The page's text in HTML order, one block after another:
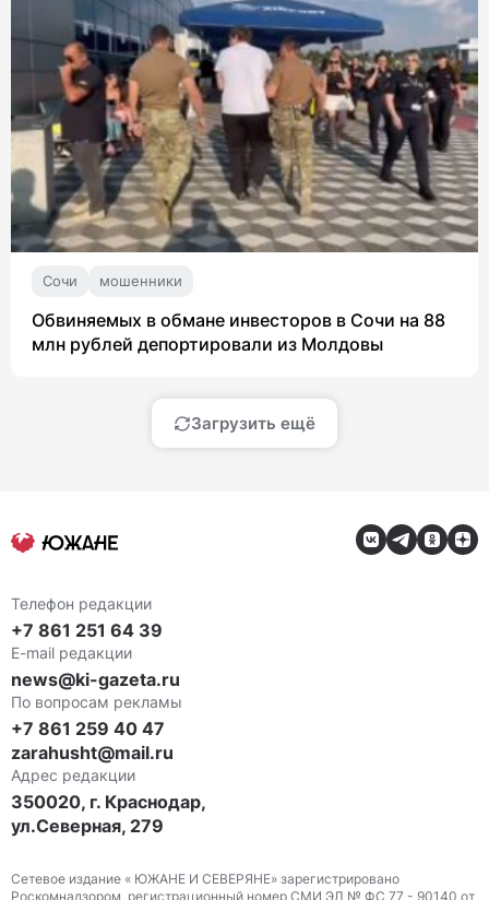
Сочи мошенники
Обвиняемых в обмане инвесторов в Сочи на 88
млн рублей депортировали из Молдовы
Загрузить ещё
Телефон редакции
+7 861 251 64 39
E-mail редакции
news@ki-gazeta.ru
По вопросам рекламы
+7 861 259 40 47
zarahusht@mail.ru
Адрес редакции
350020, г. Краснодар,
ул.Северная, 279
Сетевое издание « ЮЖАНЕ И СЕВЕРЯНЕ» зарегистрировано
Роскомнадзором, регистрационный номер СМИ ЭЛ № ФС 77 - 90140 от